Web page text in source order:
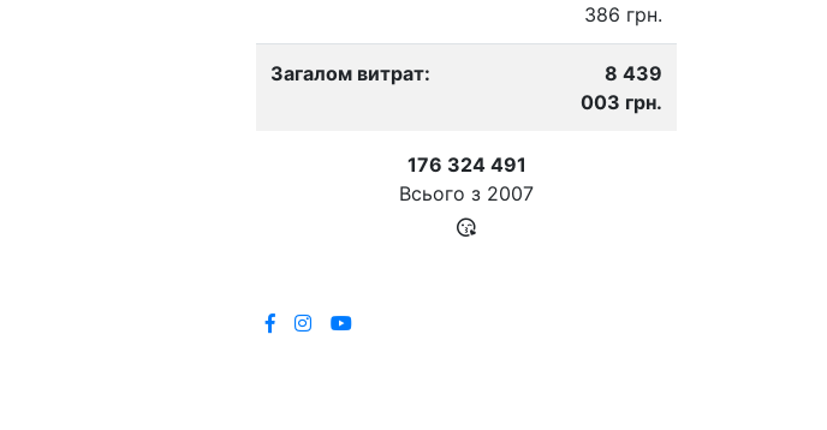
386 грн.
Загалом витрат:
8 439
003 грн.
176 324 491
Всього з 2007